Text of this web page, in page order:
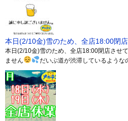
本日(2/10金)雪のため、全店18:00閉店
本日(2/10金)雪のため、全店18:00閉店させ
ません
だいぶ道が渋滞しているような